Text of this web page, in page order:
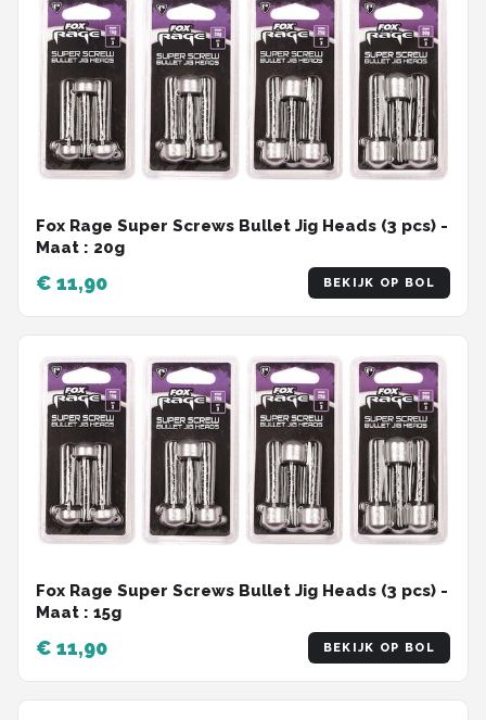
Fox Rage Super Screws Bullet Jig Heads (3 pcs) -
Maat : 20g
€ 11,90 BEKIJK OP BOL
Fox Rage Super Screws Bullet Jig Heads (3 pcs) -
Maat : 15g
€ 11,90 BEKIJK OP BOL